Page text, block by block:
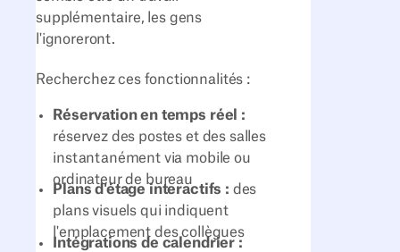
supplémentaire, les gens
l'ignoreront.
Recherchez ces fonctionnalités :
Réservation en temps réel :
réservez des postes et des salles
instantanément via mobile ou
ordinateur de bureau
Plans d'étage interactifs : des
plans visuels qui indiquent
l'emplacement des collègues
Intégrations de calendrier :